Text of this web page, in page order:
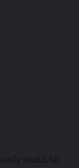
sürekli bir